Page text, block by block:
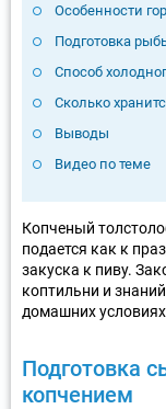
Особенности
Подготовка
Способ
Сколько
Выводы
Видео по теме
Копченый
подается как к
закуска к пиву.
коптильни и
домашних
Подготовка
копчением